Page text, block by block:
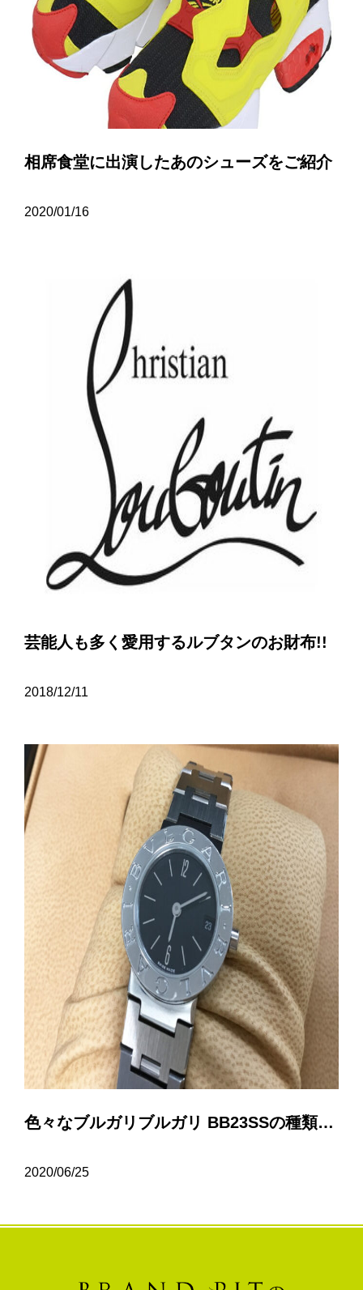
相席食堂に出演したあのシューズをご紹介
2020/01/16
芸能人も多く愛用するルブタンのお財布!!
2018/12/11
色々なブルガリブルガリ BB23SSの種類について…
2020/06/25